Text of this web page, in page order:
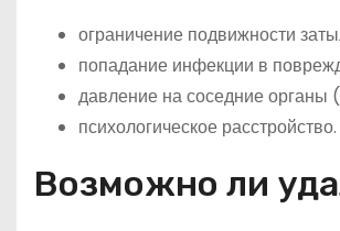
ограничение подвижности
попадание инфекции в
давление на соседние
психологическое расстройство.
Возможно ли